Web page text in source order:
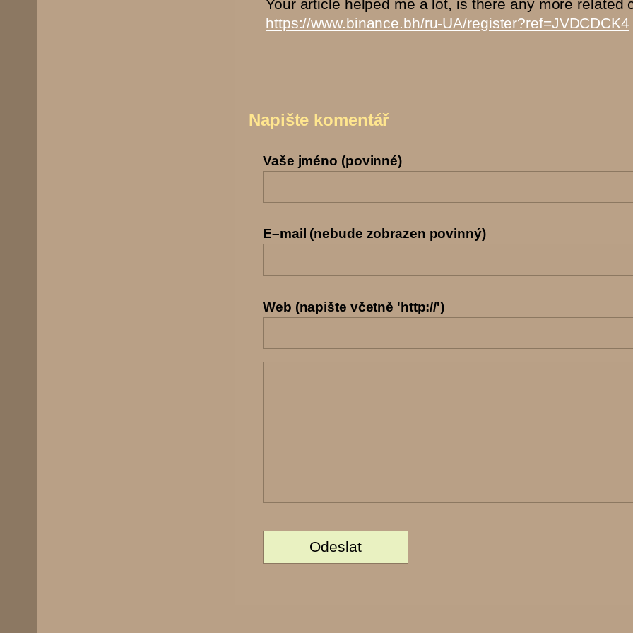
Your article helped me a lot, is there any more related
https://www.binance.bh/ru-UA/register?ref=JVDCDCK4
Napište komentář
Vaše jméno (povinné)
E–mail (nebude zobrazen povinný)
Web (napište včetně 'http://')